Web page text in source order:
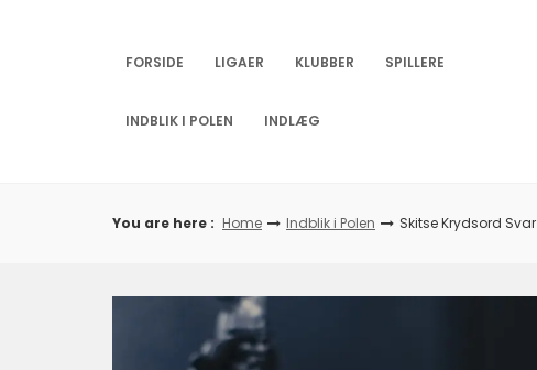
FORSIDE LIGAER KLUBBER SPILLERE
INDBLIK I POLEN INDLÆG
You are here : Home Indblik i Polen Skitse Krydsord Svar